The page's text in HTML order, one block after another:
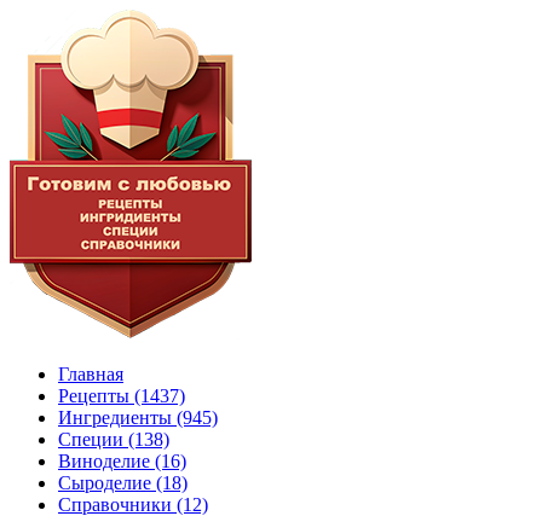
Главная
Рецепты (1437)
Ингредиенты (945)
Специи (138)
Виноделие (16)
Сыроделие (18)
Справочники (12)